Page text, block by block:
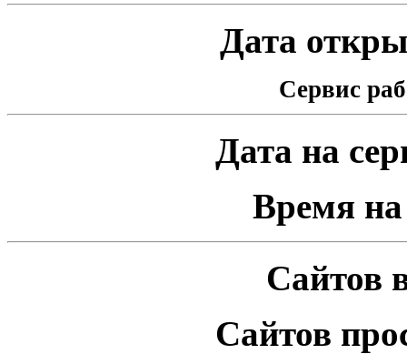
Дата
Сервис
Дата на
Время на
Сайтов
Сайтов